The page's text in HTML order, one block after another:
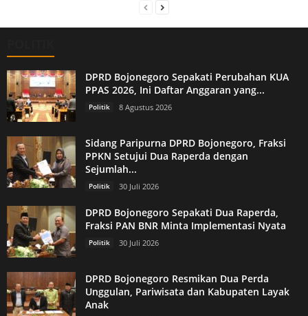
DPRD Bojonegoro Sepakati Perubahan KUA
PPAS 2026, Ini Daftar Anggaran yang...
Politik 8 Agustus 2026
Sidang Paripurna DPRD Bojonegoro, Fraksi
PPKN Setujui Dua Raperda dengan
Sejumlah...
Politik 30 Juli 2026
DPRD Bojonegoro Sepakati Dua Raperda,
Fraksi PAN BNR Minta Implementasi Nyata
Politik 30 Juli 2026
DPRD Bojonegoro Resmikan Dua Perda
Unggulan, Pariwisata dan Kabupaten Layak
Anak